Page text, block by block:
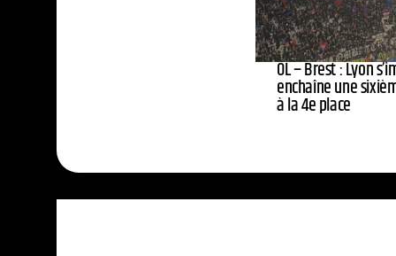
OL – Brest : Lyon
enchaîne une
à la 4e place